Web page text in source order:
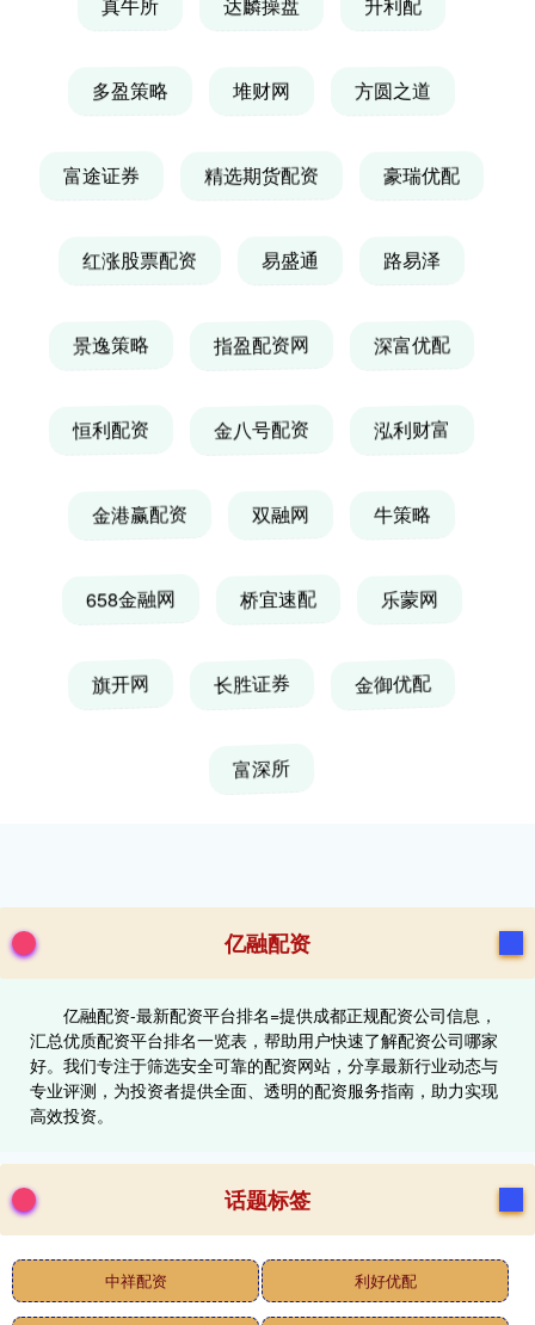
真牛所 达麟操盘 升利配
多盈策略 堆财网 方圆之道
富途证券 精选期货配资 豪瑞优配
红涨股票配资 易盛通 路易泽
景逸策略 指盈配资网 深富优配
恒利配资 金八号配资 泓利财富
金港赢配资 双融网 牛策略
658金融网 桥宜速配 乐蒙网
旗开网 长胜证券 金御优配
富深所
亿融配资
亿融配资-最新配资平台排名=提供成都正规配资公司信息，
汇总优质配资平台排名一览表，帮助用户快速了解配资公司哪家
好。我们专注于筛选安全可靠的配资网站，分享最新行业动态与
专业评测，为投资者提供全面、透明的配资服务指南，助力实现
高效投资。
话题标签
中祥配资 利好优配